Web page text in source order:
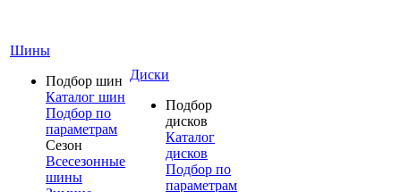
Шины
Подбор шин
Каталог шин
Подбор по
параметрам
Сезон
Всесезонные
шины
Диски
Подбор
дисков
Каталог
дисков
Подбор по
параметрам